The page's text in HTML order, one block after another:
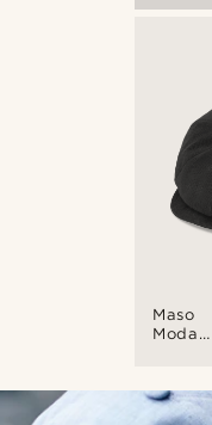
lapos
Maso
Moda
sapka